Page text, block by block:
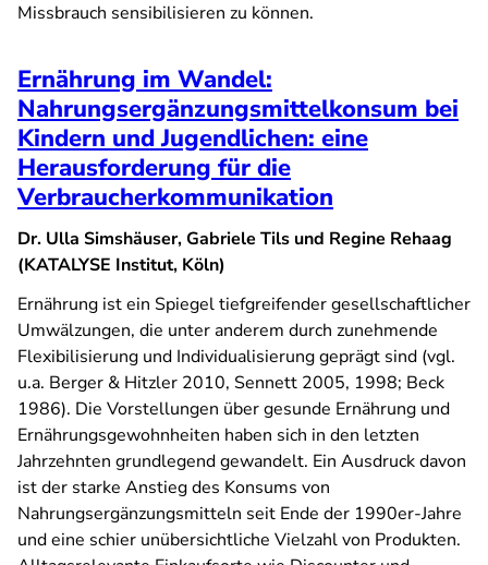
Missbrauch sensibilisieren zu können.
Ernährung im Wandel:
Nahrungsergänzungsmittelkonsum bei
Kindern und Jugendlichen: eine
Herausforderung für die
Verbraucherkommunikation
Dr. Ulla Simshäuser, Gabriele Tils und Regine Rehaag
(KATALYSE Institut, Köln)
Ernährung ist ein Spiegel tiefgreifender gesellschaftlicher
Umwälzungen, die unter anderem durch zunehmende
Flexibilisierung und Individualisierung geprägt sind (vgl.
u.a. Berger & Hitzler 2010, Sennett 2005, 1998; Beck
1986). Die Vorstellungen über gesunde Ernährung und
Ernährungsgewohnheiten haben sich in den letzten
Jahrzehnten grundlegend gewandelt. Ein Ausdruck davon
ist der starke Anstieg des Konsums von
Nahrungsergänzungsmitteln seit Ende der 1990er-Jahre
und eine schier unübersichtliche Vielzahl von Produkten.